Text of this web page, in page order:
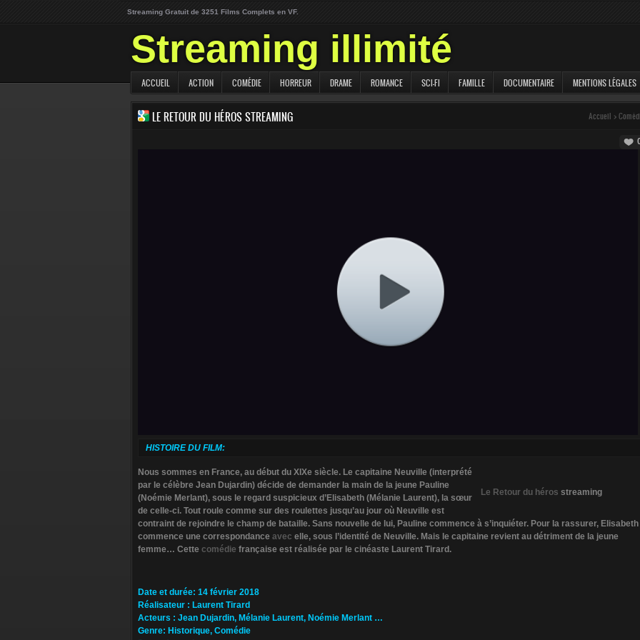
Streaming Gratuit de 3251 Films Complets en VF.
Streaming illimité
ACCUEIL ACTION COMÉDIE HORREUR DRAME ROMANCE SCI-FI FAMILLE DOCUMENTAIRE MENTIONS LÉGALES
LE RETOUR DU HÉROS STREAMING Accueil >
HISTOIRE DU FILM:
Le Retour du héros streaming
Nous sommes en France, au début du XIXe siècle. Le capitaine Neuville (interprété
par le célèbre Jean Dujardin) décide de demander la main de la jeune Pauline
(Noémie Merlant), sous le regard suspicieux d’Elisabeth (Mélanie Laurent), la sœur
de celle-ci. Tout roule comme sur des roulettes jusqu’au jour où Neuville est
contraint de rejoindre le champ de bataille. Sans nouvelle de lui, Pauline commence à s’inquiéter. Pour la rassurer, Elisabeth
commence une correspondance avec elle, sous l’identité de Neuville. Mais le capitaine revient au détriment de la jeune
femme… Cette comédie française est réalisée par le cinéaste Laurent Tirard.
Da­te et durée: 14 février 2018
Ré­alisateur : Laurent Tirard
Ac­teurs : Jean Dujardin, Mélanie Laurent, Noémie Merlant …
Ge­nre: Historique, Comédie